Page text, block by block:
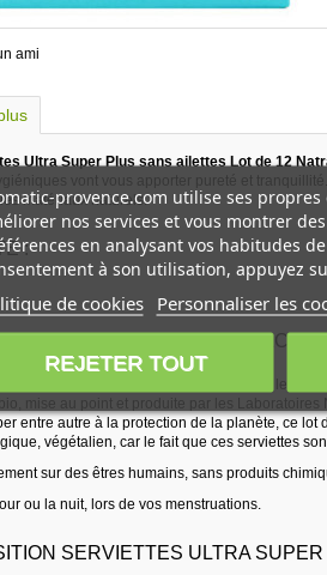
ami
Ultra Super Plus sans ailettes Lot de 12
vont vous apporter pureté et
matériaux naturels.
:
DE LA MARQUE NATRACARE
protection hygiénique bio est de moduler le flux
mise au point et produite par les Laboratoires
entre autre à la protection de la planète, ce
végétalien, car le fait que ces serviettes
sur des êtres humains, sans produits
ou la nuit, lors de vos menstruations.
SERVIETTES ULTRA
provence.com utilise ses
nos services et vous montrer
en analysant vos habitudes
à son utilisation, appuyez
de cookies Personnaliser les
REJETER TOUT